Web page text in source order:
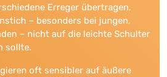
Erreger übertragen,
– besonders bei jungen,
– nicht auf die leichte Schulter
sollte.
oft sensibler auf äußere